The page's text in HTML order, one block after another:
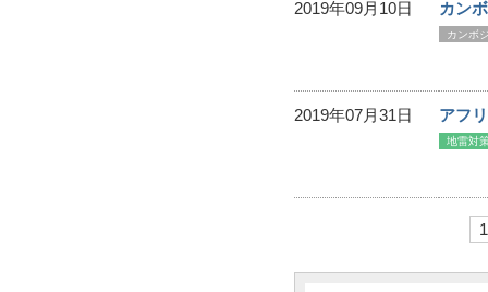
2019年09月10日 カン
カンボ
2019年07月31日 アフ
地雷対
1